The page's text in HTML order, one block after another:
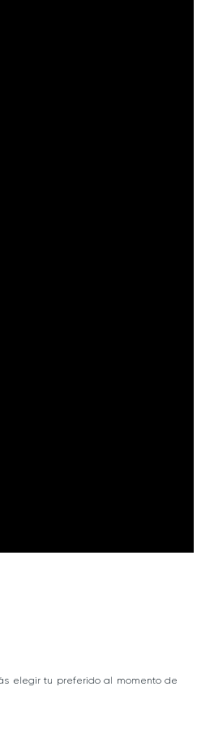
elegir tu preferido al momento de